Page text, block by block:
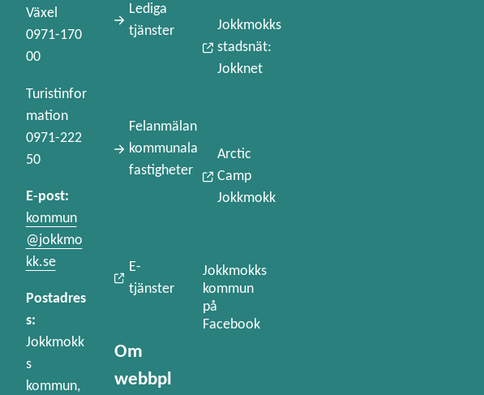
Växel
0971-170
00
Turistinfor
mation
0971-222
50
E-post:
kommun
@jokkmo
kk.se
Postadres
s:
Jokkmokk
s
kommun,
Lediga
tjänster
Felanmälan
kommunala
fastigheter
E-
tjänster
Om
webbpl
Jokkmokks
stadsnät:
Jokknet
Arctic
Camp
Jokkmokk
Jokkmokks
kommun
på
Facebook